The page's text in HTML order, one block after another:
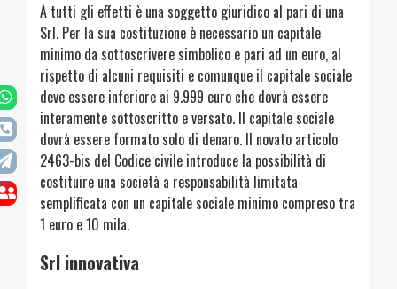
A tutti gli effetti è una soggetto giuridico al pari di una
Srl. Per la sua costituzione è necessario un capitale
minimo da sottoscrivere simbolico e pari ad un euro, al
rispetto di alcuni requisiti e comunque il capitale sociale
deve essere inferiore ai 9.999 euro che dovrà essere
interamente sottoscritto e versato. Il capitale sociale
dovrà essere formato solo di denaro. Il novato articolo
2463-bis del Codice civile introduce la possibilità di
costituire una società a responsabilità limitata
semplificata con un capitale sociale minimo compreso tra
1 euro e 10 mila.
Srl innovativa